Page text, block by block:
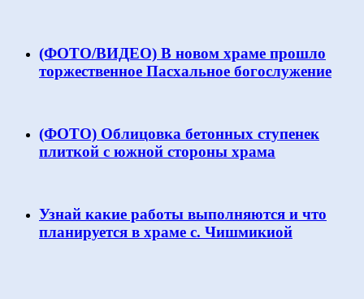
(ФОТО/ВИДЕО) В новом храме прошло
торжественное Пасхальное богослужение
(ФОТО) Облицовка бетонных ступенек
плиткой с южной стороны храма
Узнай какие работы выполняются и что
планируется в храме с. Чишмикиой